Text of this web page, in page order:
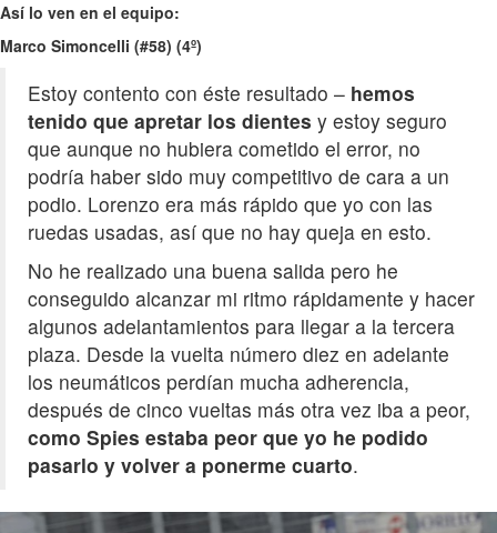
Así lo ven en el equipo:
Marco Simoncelli (#58) (4º)
Estoy contento con éste resultado – hemos
tenido que apretar los dientes y estoy seguro
que aunque no hubiera cometido el error, no
podría haber sido muy competitivo de cara a un
podio. Lorenzo era más rápido que yo con las
ruedas usadas, así que no hay queja en esto.
No he realizado una buena salida pero he
conseguido alcanzar mi ritmo rápidamente y hacer
algunos adelantamientos para llegar a la tercera
plaza. Desde la vuelta número diez en adelante
los neumáticos perdían mucha adherencia,
después de cinco vueltas más otra vez iba a peor,
como Spies estaba peor que yo he podido
pasarlo y volver a ponerme cuarto.